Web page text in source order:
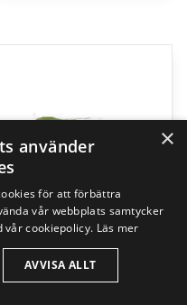
×
använder
för att förbättra
vår webbplats samtycker
vår cookiepolicy. Läs mer
AVVISA ALLT